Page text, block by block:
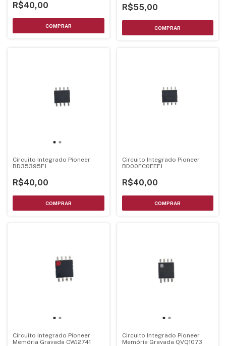
R$40,00 R$55,00
Circuito Integrado Pioneer
BD35395FJ
R$40,00
Circuito Integrado Pioneer
BD00FC0EEFJ
R$40,00
Circuito Integrado Pioneer
Memória Gravada CWJ2741
Circuito Integrado Pioneer
Memória Gravada QVQ1073